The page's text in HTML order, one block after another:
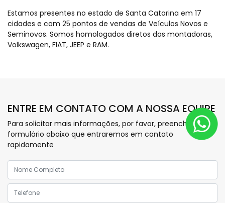
Estamos presentes no estado de Santa Catarina em 17
cidades e com 25 pontos de vendas de Veículos Novos e
Seminovos. Somos homologados diretos das montadoras,
Volkswagen, FIAT, JEEP e RAM.
ENTRE EM CONTATO COM A NOSSA EQUIPE
Para solicitar mais informações, por favor, preencha o
formulário abaixo que entraremos em contato
rapidamente